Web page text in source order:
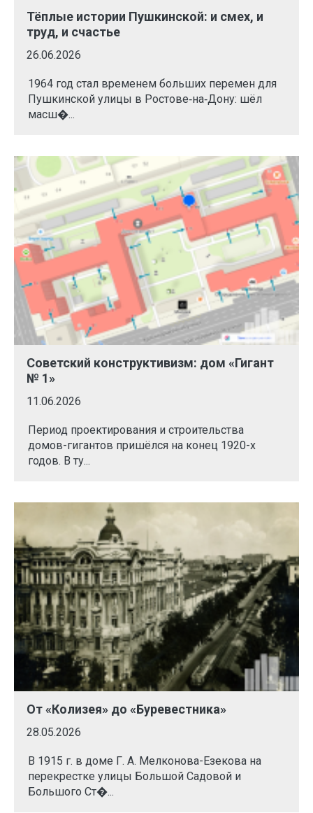
Тёплые истории Пушкинской: и смех, и
труд, и счастье
26.06.2026
1964 год стал временем больших перемен для
Пушкинской улицы в Ростове‑на‑Дону: шёл
масш�...
Советский конструктивизм: дом «Гигант
№ 1»
11.06.2026
Период проектирования и строительства
домов-гигантов пришёлся на конец 1920-х
годов. В ту...
От «Колизея» до «Буревестника»
28.05.2026
В 1915 г. в доме Г. А. Мелконова-Езекова на
перекрестке улицы Большой Садовой и
Большого Ст�...